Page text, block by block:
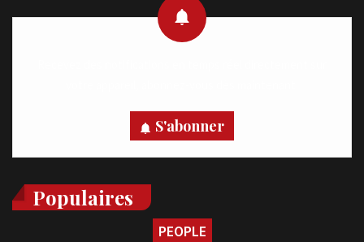
S'abonner
Populaires
PEOPLE